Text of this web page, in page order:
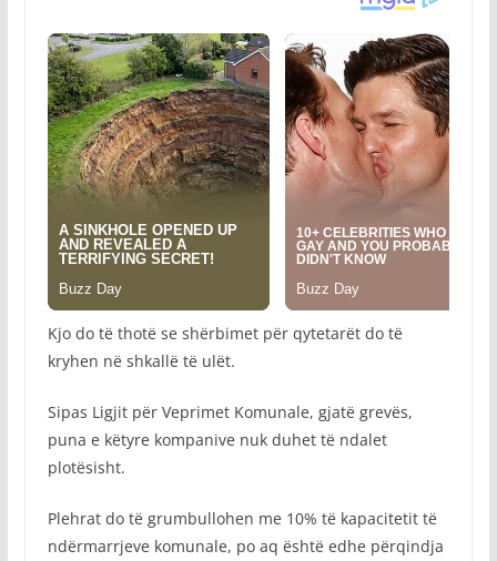
Kjo do të thotë se shërbimet për qytetarët do të
kryhen në shkallë të ulët.
Sipas Ligjit për Veprimet Komunale, gjatë grevës,
puna e këtyre kompanive nuk duhet të ndalet
plotësisht.
Plehrat do të grumbullohen me 10% të kapacitetit të
ndërmarrjeve komunale, po aq është edhe përqindja